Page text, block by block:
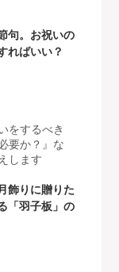
句。お祝いの
ればいい？
をするべき
要か？』な
します
飾りに贈りた
「羽子板」の